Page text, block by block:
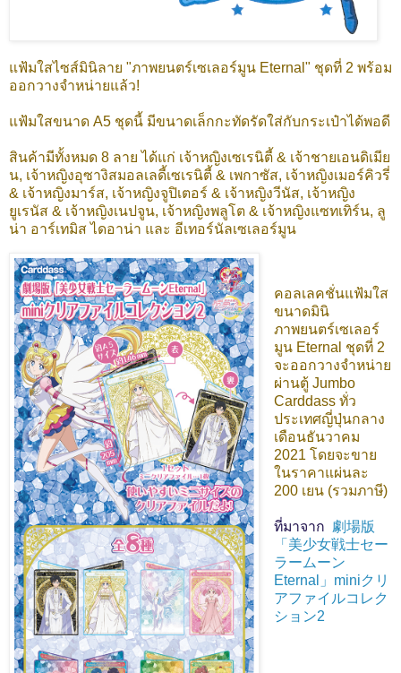
แฟ้มใสไซส์มินิลาย "ภาพยนตร์เซเลอร์มูน Eternal" ชุดที่ 2 พร้อม
ออกวางจำหน่ายแล้ว!
แฟ้มใสขนาด A5 ชุดนี้ มีขนาดเล็กกะทัดรัดใส่กับกระเป๋าได้พอดี
สินค้ามีทั้งหมด 8 ลาย ได้แก่ เจ้าหญิงเซเรนิตี้ & เจ้าชายเอนดิเมีย
น, เจ้าหญิงอุซางิสมอลเลดี้เซเรนิตี้ & เพกาซัส, เจ้าหญิงเมอร์คิวรี่
& เจ้าหญิงมาร์ส, เจ้าหญิงจูปิเตอร์ & เจ้าหญิงวีนัส, เจ้าหญิง
ยูเรนัส & เจ้าหญิงเนปจูน, เจ้าหญิงพลูโต & เจ้าหญิงแซทเทิร์น, ลู
น่า อาร์เทมิส ไดอาน่า และ อีเทอร์นัลเซเลอร์มูน
คอลเลคชั่นแฟ้มใส
ขนาดมินิ
ภาพยนตร์เซเลอร์
มูน Eternal ชุดที่ 2
จะออกวางจำหน่าย
ผ่านตู้ Jumbo
Carddass ทั่ว
ประเทศญี่ปุ่นกลาง
เดือนธันวาคม
2021 โดยจะขาย
ในราคาแผ่นละ
200 เยน (รวมภาษี)
ที่มาจาก 劇場版
「美少女戦士セー
ラームーン
Eternal」miniクリ
アファイルコレク
ション2